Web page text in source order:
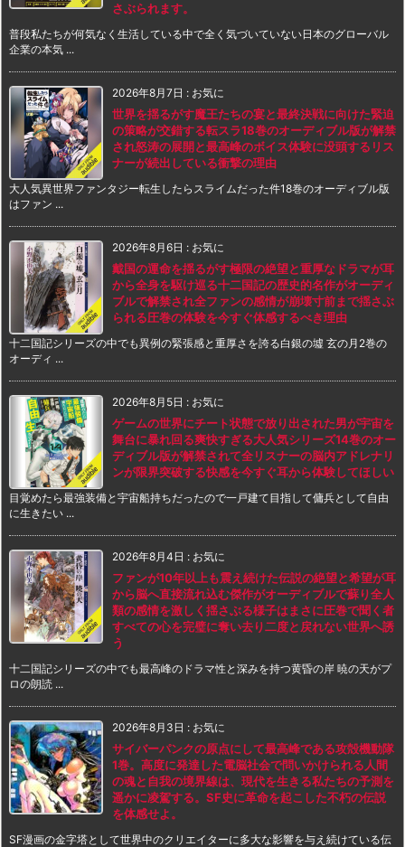
さぶられます。
普段私たちが何気なく生活している中で全く気づいていない日本のグローバル
企業の本気 ...
2026年8月7日 : お気に
世界を揺るがす魔王たちの宴と最終決戦に向けた緊迫
の策略が交錯する転スラ18巻のオーディブル版が解禁
され怒涛の展開と最高峰のボイス体験に没頭するリス
ナーが続出している衝撃の理由
大人気異世界ファンタジー転生したらスライムだった件18巻のオーディブル版
はファン ...
2026年8月6日 : お気に
戴国の運命を揺るがす極限の絶望と重厚なドラマが耳
から全身を駆け巡る十二国記の歴史的名作がオーディ
ブルで解禁され全ファンの感情が崩壊寸前まで揺さぶ
られる圧巻の体験を今すぐ体感するべき理由
十二国記シリーズの中でも異例の緊張感と重厚さを誇る白銀の墟 玄の月2巻の
オーディ ...
2026年8月5日 : お気に
ゲームの世界にチート状態で放り出された男が宇宙を
舞台に暴れ回る爽快すぎる大人気シリーズ14巻のオー
ディブル版が解禁されて全リスナーの脳内アドレナリ
ンが限界突破する快感を今すぐ耳から体験してほしい
目覚めたら最強装備と宇宙船持ちだったので一戸建て目指して傭兵として自由
に生きたい ...
2026年8月4日 : お気に
ファンが10年以上も震え続けた伝説の絶望と希望が耳
から脳へ直接流れ込む傑作がオーディブルで蘇り全人
類の感情を激しく揺さぶる様子はまさに圧巻で聞く者
すべての心を完璧に奪い去り二度と戻れない世界へ誘
う
十二国記シリーズの中でも最高峰のドラマ性と深みを持つ黄昏の岸 暁の天がプ
ロの朗読 ...
2026年8月3日 : お気に
サイバーパンクの原点にして最高峰である攻殻機動隊
1巻。高度に発達した電脳社会で問いかけられる人間
の魂と自我の境界線は、現代を生きる私たちの予測を
遥かに凌駕する。SF史に革命を起こした不朽の伝説
を体感せよ。
SF漫画の金字塔として世界中のクリエイターに多大な影響を与え続けている伝